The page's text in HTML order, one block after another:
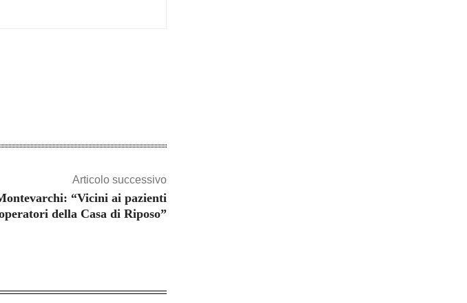
Articolo successivo
“Vicini ai pazienti
della Casa di Riposo”